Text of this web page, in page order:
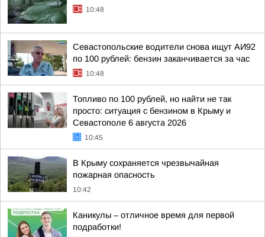
10:48
Севастопольские водители снова ищут АИ92
по 100 рублей: бензин заканчивается за час
10:48
Топливо по 100 рублей, но найти не так
просто: ситуация с бензином в Крыму и
Севастополе 6 августа 2026
10:45
В Крыму сохраняется чрезвычайная
пожарная опасность
10:42
Каникулы – отличное время для первой
подработки!